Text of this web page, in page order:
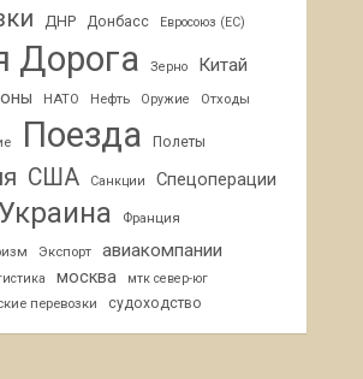
ДНР Донбасс Евросоюз (ЕС)
Дорога Зерно Китай
НАТО Нефть Оружие Отходы
Поезда Полеты
США Санкции Спецоперации
Украина Франция
Экспорт авиакомпании
москва мтк север-юг
перевозки судоходство